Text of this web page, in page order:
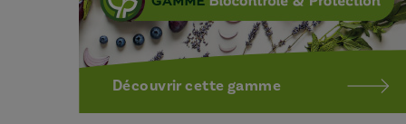
Découvrir cette gamme